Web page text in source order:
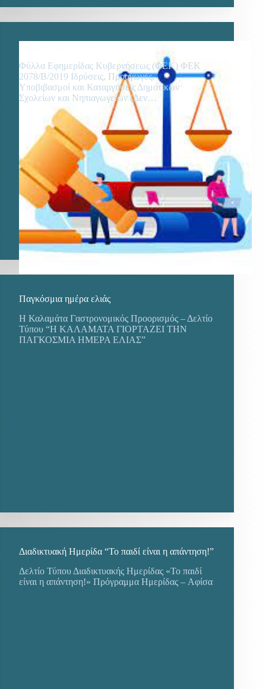
Φύλλα Εφημερίδας Κυβερνήσεως (ΦΕΚ) ΦΕΚ
2078/Β/2019 Ιδρύσεις, Προαγωγές,
Υποβιβασμοί και Καταργήσεις Δημοτικών
Σχολείων και Νηπιαγωγείων (Δεν…
Παγκόσμια ημέρα ελιάς
Η Καλαμάτα Γαστρονομικός Προορισμός – Δελτίο
Τύπου “Η ΚΑΛΑΜΑΤΑ ΓΙΟΡΤΑΖΕΙ ΤΗΝ
ΠΑΓΚΟΣΜΙΑ ΗΜΕΡΑ ΕΛΙΑΣ”
Διαδικτυακή Ημερίδα “Το παιδί είναι η απάντηση!”
Δελτίο Τύπου Διαδικτυακής Ημερίδας «Το παιδί
είναι η απάντηση!» Πρόγραμμα Ημερίδας – Αφίσα